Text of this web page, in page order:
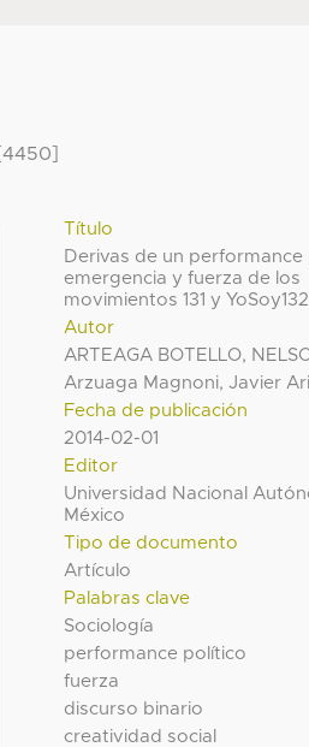
[4450]
Título
Derivas de un performance
emergencia y fuerza de los
movimientos 131 y YoSoy132
Autor
ARTEAGA BOTELLO,
Arzuaga Magnoni, Javier
Fecha de publicación
2014-02-01
Editor
Universidad Nacional
México
Tipo de documento
Artículo
Palabras clave
Sociología
performance político
fuerza
discurso binario
creatividad social